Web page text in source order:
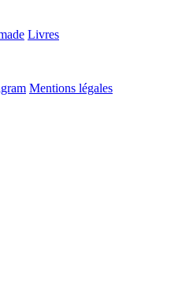
Livres
Mentions légales